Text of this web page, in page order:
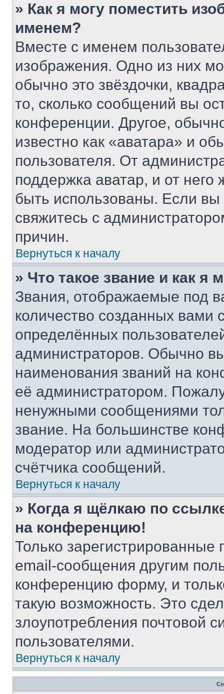
» Как я могу поместить
именем?
Вместе с именем
изображения. Одно из них
обычно это звёздочки,
то, сколько сообщений вы
конференции. Другое,
известно как «аватара» и
пользователя. От
поддержка аватар, и от него
быть использованы. Если
свяжитесь с
причин.
Вернуться к началу
» Что такое звание и как я
Звания, отображаемые под
количество созданных
определённых
администраторов. Обычно
наименования званий на
её администратором.
ненужными сообщениями
звание. На большинстве
модератор или
счётчика сообщений.
Вернуться к началу
» Когда я щёлкаю по
на конференцию!
Только зарегистрированные
email-сообщения другим
конференцию форму, и
такую возможность. Это
злоупотребления почтовой
пользователями.
Вернуться к началу